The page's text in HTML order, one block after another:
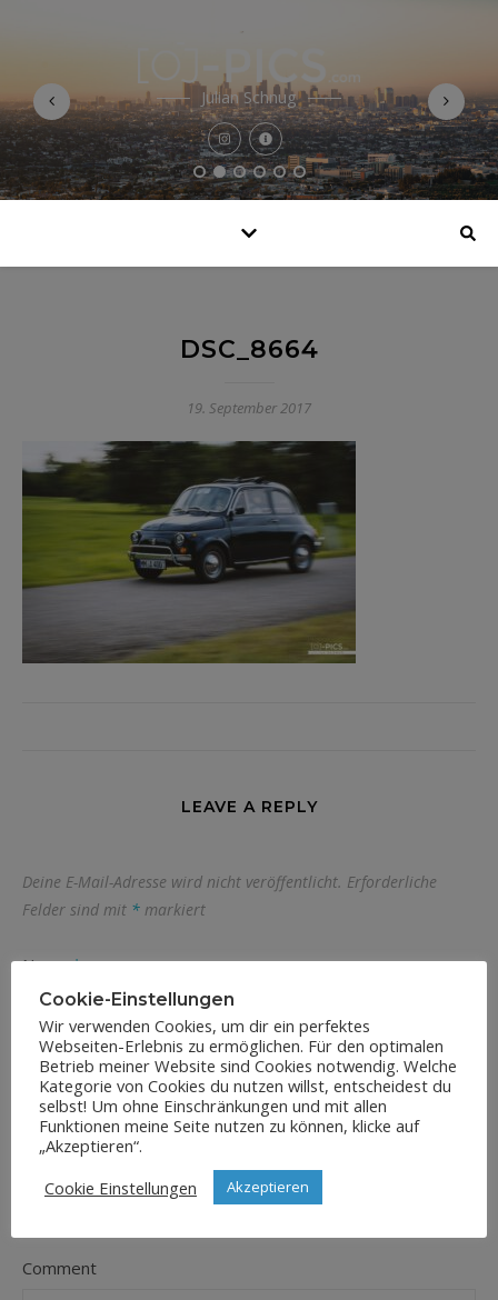
Julian Schnug
DSC_8664
19. September 2017
LEAVE A REPLY
Deine E-Mail-Adresse wird nicht veröffentlicht. Erforderliche
Felder sind mit * markiert
Name*
E-Mail-Adresse*
Comment
Cookie-Einstellungen
Wir verwenden Cookies, um dir ein perfektes
Webseiten-Erlebnis zu ermöglichen. Für den optimalen
Betrieb meiner Website sind Cookies notwendig. Welche
Kategorie von Cookies du nutzen willst, entscheidest du
selbst! Um ohne Einschränkungen und mit allen
Funktionen meine Seite nutzen zu können, klicke auf
„Akzeptieren“.
Cookie Einstellungen
Akzeptieren